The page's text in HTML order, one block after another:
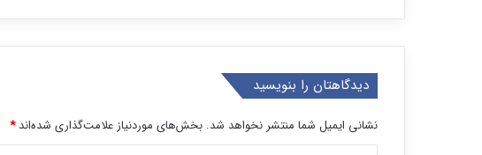
دیدگاهتان را بنویسید
نشانی ایمیل شما منتشر نخواهد شد. بخش‌های موردنیاز علامت‌گذاری شده‌اند*